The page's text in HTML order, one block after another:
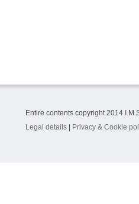
Entire contents copyright 2014
Legal details
Privacy & Cookie